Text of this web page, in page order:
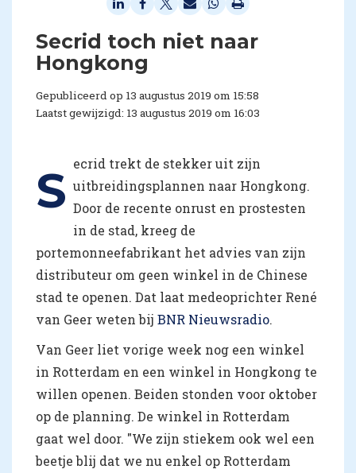
Secrid toch niet naar
Hongkong
Gepubliceerd op 13 augustus 2019 om 15:58
Laatst gewijzigd: 13 augustus 2019 om 16:03
S ecrid trekt de stekker uit zijn
uitbreidingsplannen naar Hongkong.
Door de recente onrust en prostesten
in de stad, kreeg de
portemonneefabrikant het advies van zijn
distributeur om geen winkel in de Chinese
stad te openen. Dat laat medeoprichter René
van Geer weten bij BNR Nieuwsradio.
Van Geer liet vorige week nog een winkel
in Rotterdam en een winkel in Hongkong te
willen openen. Beiden stonden voor oktober
op de planning. De winkel in Rotterdam
gaat wel door. "We zijn stiekem ook wel een
beetje blij dat we nu enkel op Rotterdam